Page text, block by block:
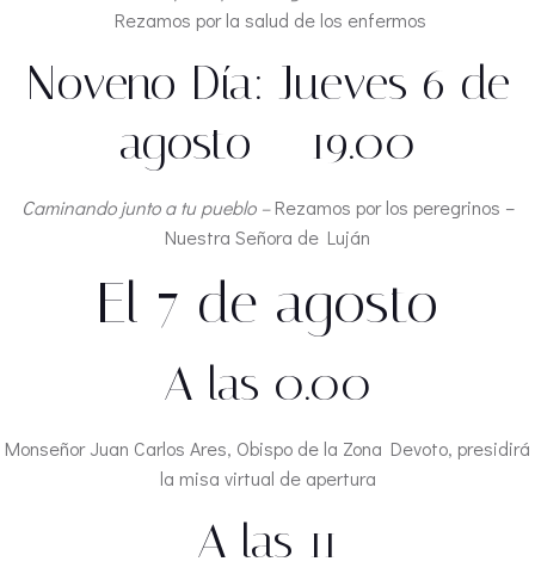
Rezamos por la salud de los enfermos
Noveno Día: Jueves 6 de
agosto – 19.00
Caminando junto a tu pueblo –Rezamos por los peregrinos –
Nuestra Señora de Luján
El 7 de agosto
A las 0.00
Monseñor Juan Carlos Ares, Obispo de la Zona Devoto, presidirá
la misa virtual de apertura
A las 11